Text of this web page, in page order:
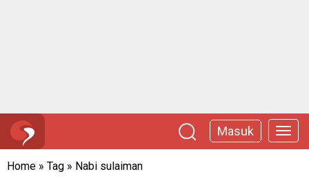
Masuk
Home » Tag » Nabi sulaiman